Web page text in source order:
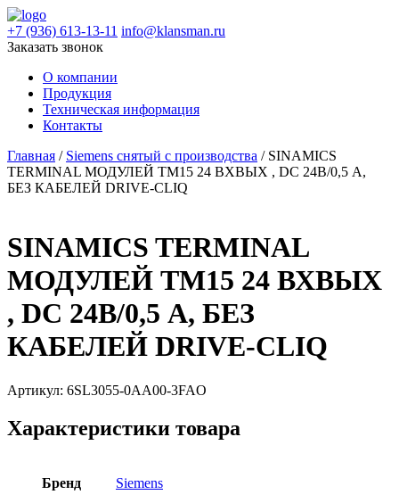
+7 (936) 613-13-11 info@klansman.ru
Заказать звонок
О компании
Продукция
Техническая информация
Контакты
Главная / Siemens снятый с производства / SINAMICS
TERMINAL МОДУЛЕЙ TM15 24 ВХВЫХ , DC 24В/0,5 A,
БЕЗ КАБЕЛЕЙ DRIVE-CLIQ
SINAMICS TERMINAL
МОДУЛЕЙ TM15 24 ВХВЫХ
, DC 24В/0,5 A, БЕЗ
КАБЕЛЕЙ DRIVE-CLIQ
Артикул: 6SL3055-0AA00-3FAO
Характеристики товара
Бренд Siemens